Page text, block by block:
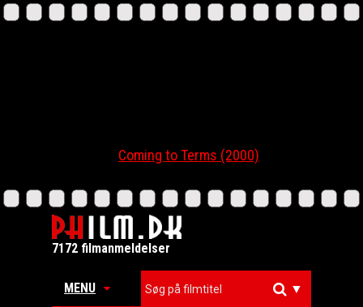
Coming to Terms (2000)
7172 filmanmeldelser
MENU ▼